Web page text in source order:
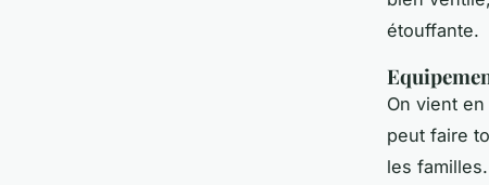
étouffante.
On vient
peut faire
les